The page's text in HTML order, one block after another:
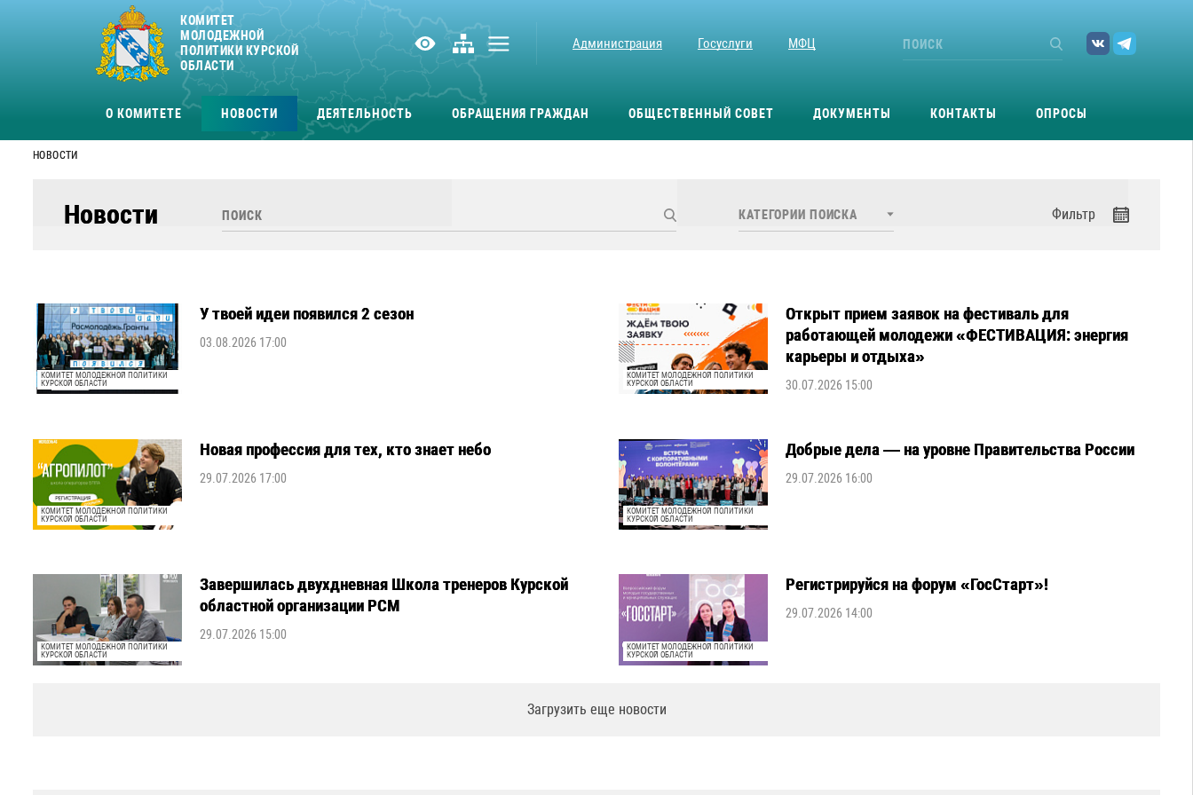
КОМИТЕТ
МОЛОДЕЖНОЙ
ПОЛИТИКИ КУРСКОЙ
ОБЛАСТИ
Администрация Госуслуги МФЦ
О КОМИТЕТЕ НОВОСТИ ДЕЯТЕЛЬНОСТЬ ОБРАЩЕНИЯ ГРАЖДАН ОБЩЕСТВЕННЫЙ СОВЕТ ДОКУМЕНТЫ КОНТАКТЫ ОПРОСЫ
НОВОСТИ
Новости Фильтр
КОМИТЕТ МОЛОДЕЖНОЙ ПОЛИТИКИ
КУРСКОЙ ОБЛАСТИ
У твоей идеи появился 2 сезон
03.08.2026 17:00
КОМИТЕТ МОЛОДЕЖНОЙ ПОЛИТИКИ
КУРСКОЙ ОБЛАСТИ
Открыт прием заявок на фестиваль для
работающей молодежи «ФЕСТИВАЦИЯ: энергия
карьеры и отдыха»
30.07.2026 15:00
КОМИТЕТ МОЛОДЕЖНОЙ ПОЛИТИКИ
КУРСКОЙ ОБЛАСТИ
Новая профессия для тех, кто знает небо
29.07.2026 17:00
КОМИТЕТ МОЛОДЕЖНОЙ ПОЛИТИКИ
КУРСКОЙ ОБЛАСТИ
Добрые дела — на уровне Правительства России
29.07.2026 16:00
КОМИТЕТ МОЛОДЕЖНОЙ ПОЛИТИКИ
КУРСКОЙ ОБЛАСТИ
Завершилась двухдневная Школа тренеров Курской
областной организации РСМ
29.07.2026 15:00
КОМИТЕТ МОЛОДЕЖНОЙ ПОЛИТИКИ
КУРСКОЙ ОБЛАСТИ
Регистрируйся на форум «ГосСтарт»!
29.07.2026 14:00
Загрузить еще новости